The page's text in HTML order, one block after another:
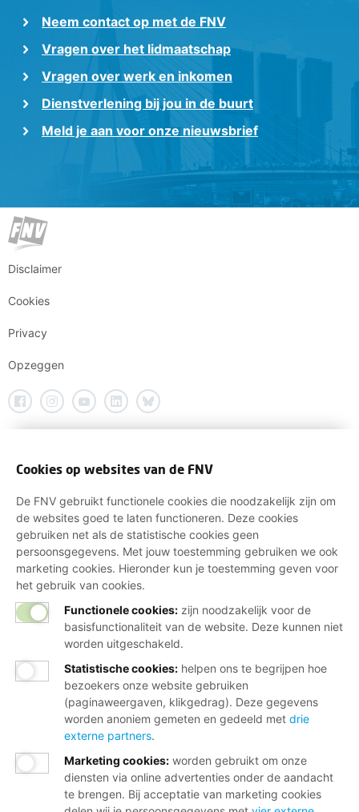
Neem contact op met de FNV
Vragen over het lidmaatschap
Vragen over werk en inkomen
Dienstverlening bij jou in de buurt
Meld je aan voor onze nieuwsbrief
Disclaimer
Cookies
Privacy
Opzeggen
Cookies op websites van de FNV
De FNV gebruikt functionele cookies die noodzakelijk zijn om
de websites goed te laten functioneren. Deze cookies
gebruiken net als de statistische cookies geen
persoonsgegevens. Met jouw toestemming gebruiken we ook
marketing cookies. Hieronder kun je toestemming geven voor
het gebruik van cookies.
Functionele cookies: zijn noodzakelijk voor de
basisfunctionaliteit van de website. Deze kunnen niet
worden uitgeschakeld.
Statistische cookies: helpen ons te begrijpen hoe
bezoekers onze website gebruiken
(paginaweergaven, klikgedrag). Deze gegevens
worden anoniem gemeten en gedeeld met drie
externe partners.
Marketing cookies: worden gebruikt om onze
diensten via online advertenties onder de aandacht
te brengen. Bij acceptatie van marketing cookies